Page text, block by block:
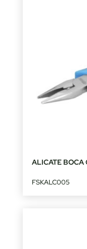
ALICATE BOCA
FSKALC005